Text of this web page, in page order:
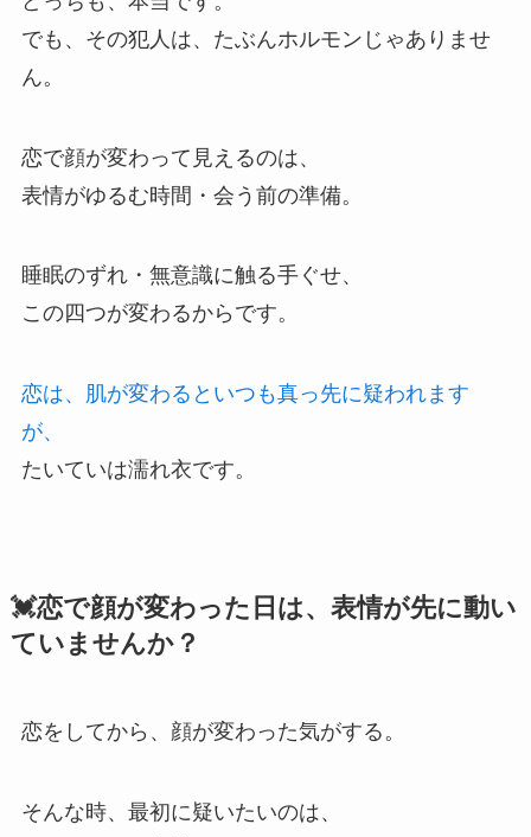
でも、その犯人は、たぶんホルモンじゃありませ
ん。
恋で顔が変わって見えるのは、
表情がゆるむ時間・会う前の準備。
睡眠のずれ・無意識に触る手ぐせ、
この四つが変わるからです。
恋は、肌が変わるといつも真っ先に疑われます
が、
たいていは濡れ衣です。
💓恋で顔が変わった日は、表情が先に動い
ていませんか？
恋をしてから、顔が変わった気がする。
そんな時、最初に疑いたいのは、